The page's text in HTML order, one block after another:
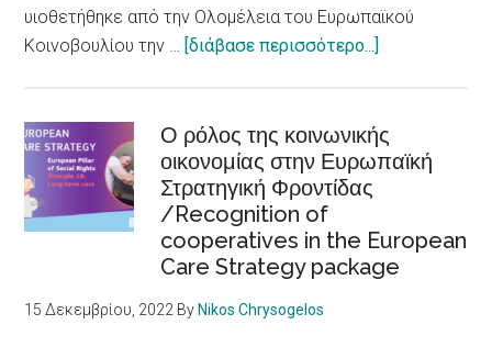
accessible
to
disabilities
υιοθετήθηκε από την Ολομέλεια του Ευρωπαϊκού
Κοινοβουλίου την … [διάβασε περισσότερο...]
νοοτροπίας
για
ατόμων
με
Ο ρόλος της κοινωνικής
οικονομίας στην Ευρωπαϊκή
Στρατηγική Φροντίδας
/Recognition of
cooperatives in the European
Care Strategy package
15 Δεκεμβρίου, 2022 By Nikos Chrysogelos